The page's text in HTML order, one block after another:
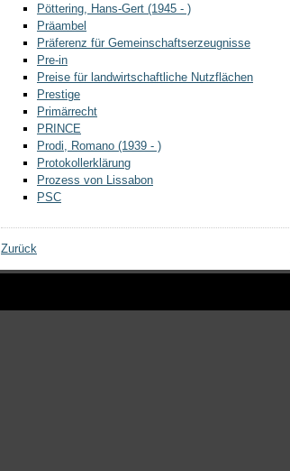
Pöttering, Hans-Gert (1945 - )
Präambel
Präferenz für Gemeinschaftserzeugnisse
Pre-in
Preise für landwirtschaftliche Nutzflächen
Prestige
Primärrecht
PRINCE
Prodi, Romano (1939 - )
Protokollerklärung
Prozess von Lissabon
PSC
Zurück